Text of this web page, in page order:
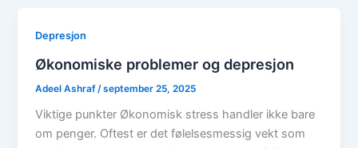
Depresjon
Økonomiske problemer og depresjon
Adeel Ashraf /september 25, 2025
Viktige punkter Økonomisk stress handler ikke bare
om penger. Oftest er det følelsesmessig vekt som